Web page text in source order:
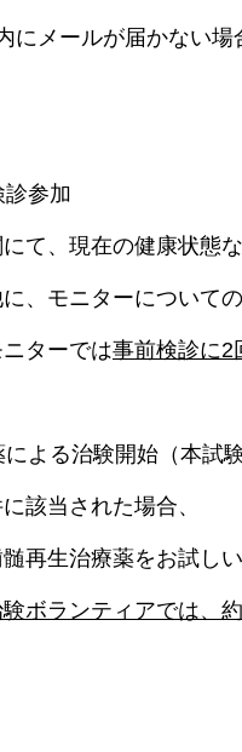
にメールが届かない場
診参加
て、現在の健康状態
、モニターについて
ターでは事前検診に2
による治験開始（本試
該当された場合、
再生治療薬をお試し
ボランティアでは、